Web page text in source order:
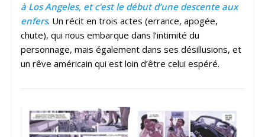
à Los Angeles, et c’est le début d’une descente aux
enfers. Un récit en trois actes (errance, apogée,
chute), qui nous embarque dans l’intimité du
personnage, mais également dans ses désillusions, et
un rêve américain qui est loin d’être celui espéré.